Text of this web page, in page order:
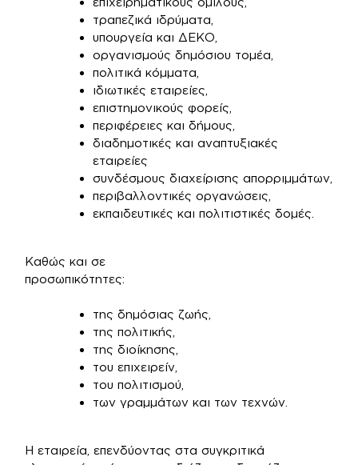
τραπεζικά ιδρύματα,
υπουργεία και ΔΕΚΟ,
οργανισμούς δημόσιου τομέα,
πολιτικά κόμματα,
ιδιωτικές εταιρείες,
επιστημονικούς φορείς,
περιφέρειες και δήμους,
διαδημοτικές και αναπτυξιακές
εταιρείες
συνδέσμους διαχείρισης απορριμμάτων,
περιβαλλοντικές οργανώσεις,
εκπαιδευτικές και πολιτιστικές δομές.
Καθώς και σε
προσωπικότητες:
της δημόσιας ζωής,
της πολιτικής,
της διοίκησης,
του επιχειρείν,
του πολιτισμού,
των γραμμάτων και των τεχνών.
Η εταιρεία, επενδύοντας στα συγκριτικά